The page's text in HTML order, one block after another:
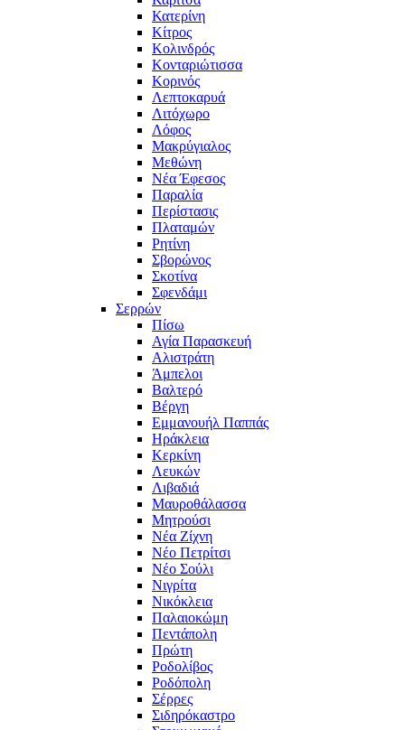
Κατερίνη
Κίτρος
Κολινδρός
Κονταριώτισσα
Κορινός
Λεπτοκαρυά
Λιτόχωρο
Λόφος
Μακρύγιαλος
Μεθώνη
Νέα Έφεσος
Παραλία
Περίστασις
Πλαταμών
Ρητίνη
Σβορώνος
Σκοτίνα
Σφενδάμι
Σερρών
Πίσω
Αγία Παρασκευή
Αλιστράτη
Άμπελοι
Βαλτερό
Βέργη
Εμμανουήλ Παππάς
Ηράκλεια
Κερκίνη
Λευκών
Λιβαδιά
Μαυροθάλασσα
Μητρούσι
Νέα Ζίχνη
Νέο Πετρίτσι
Νέο Σούλι
Νιγρίτα
Νικόκλεια
Παλαιοκώμη
Πεντάπολη
Πρώτη
Ροδολίβος
Ροδόπολη
Σέρρες
Σιδηρόκαστρο